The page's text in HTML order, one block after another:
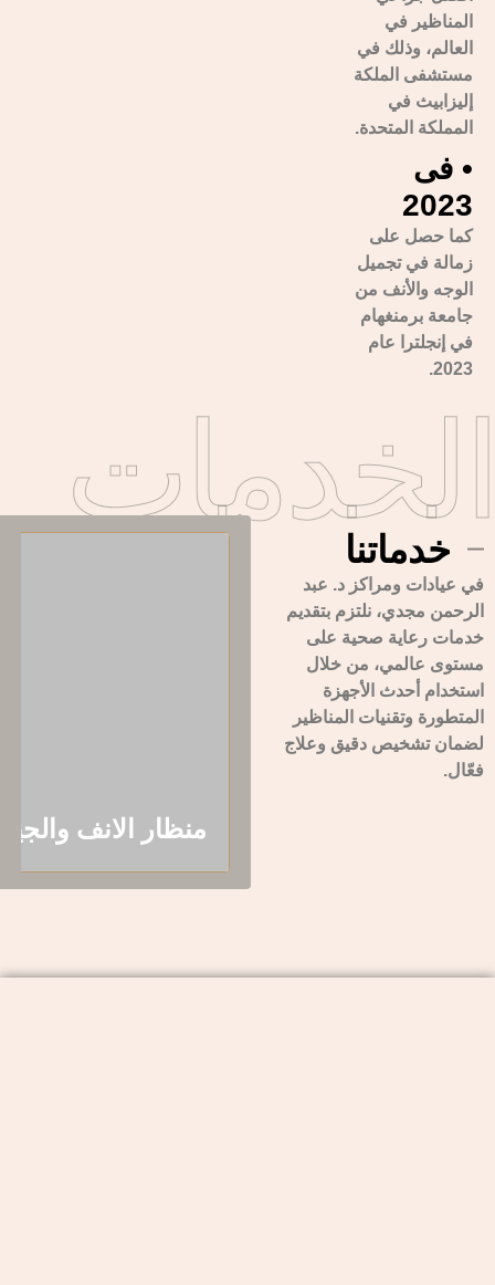
المناظير في
العالم، وذلك في
مستشفى الملكة
إليزابيث في
المملكة المتحدة.
• فى
2023
كما حصل على
زمالة في تجميل
الوجه والأنف من
جامعة برمنغهام
في إنجلترا عام
2023.
خدماتنا
في عيادات ومراكز د. عبد
الرحمن مجدي، نلتزم بتقديم
خدمات رعاية صحية على
مستوى عالمي، من خلال
استخدام أحدث الأجهزة
المتطورة وتقنيات المناظير
لضمان تشخيص دقيق وعلاج
فعّال.
الخدمات
منظار الانف